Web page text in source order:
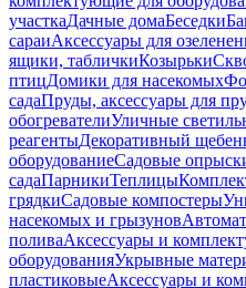
участкаДачные домаБеседки
сараиАксессуары для
ящики, табличкиКозырьки
птицДомики для насекомых
садаПруды, аксессуары для
обогревателиУличные
реагентыДекоративный
оборудованиеСадовые
садаПарникиТеплицы
грядкиСадовые компостеры
насекомых и грызунов
поливаАксессуары и
оборудованияУкрывные
пластиковыеАксессуары и